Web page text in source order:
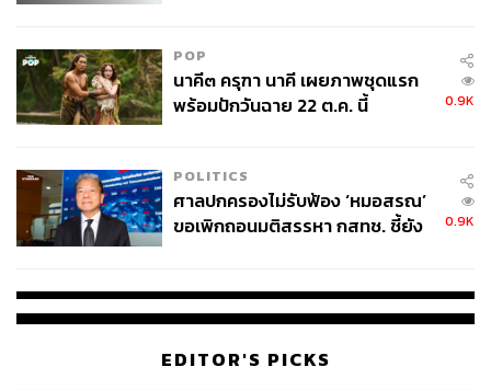
POP
นาคี๓ ครุฑา นาคี เผยภาพชุดแรก
พร้อมปักวันฉาย 22 ต.ค. นี้
0.9K
POLITICS
ศาลปกครองไม่รับฟ้อง ‘หมอสรณ’
ขอเพิกถอนมติสรรหา กสทช. ชี้ยัง
0.9K
EDITOR'S PICKS